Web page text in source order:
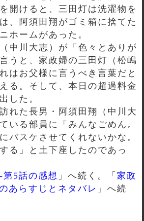
開けると、三田灯は洗濯物を
、阿須田翔がゴミ箱に捨てた
ホームがあった。
中川大志）が「色々とありが
うと、家政婦の三田灯（松嶋
はお父様に言うべき言葉だと
る。そして、本日の超過料金
した。
れた長男・阿須田翔（中川大
いる部員に「みんなごめん。
バスケさせてくれないかな。
る」と土下座したのであっ
5話の感想 」へ続く。「 家政
あらすじとネタバレ 」へ続